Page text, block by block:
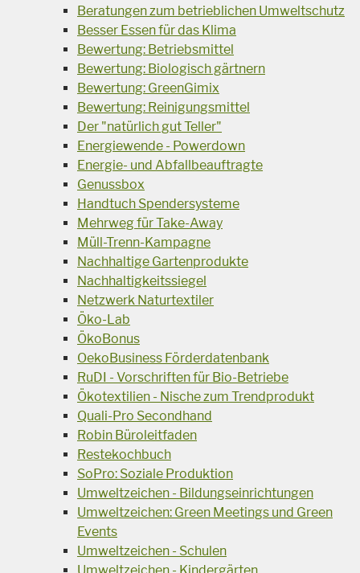
Beratungen zum betrieblichen Umweltschutz
Besser Essen für das Klima
Bewertung: Betriebsmittel
Bewertung: Biologisch gärtnern
Bewertung: GreenGimix
Bewertung: Reinigungsmittel
Der "natürlich gut Teller"
Energiewende - Powerdown
Energie- und Abfallbeauftragte
Genussbox
Handtuch Spendersysteme
Mehrweg für Take-Away
Müll-Trenn-Kampagne
Nachhaltige Gartenprodukte
Nachhaltigkeitssiegel
Netzwerk Naturtextiler
Öko-Lab
ÖkoBonus
OekoBusiness Förderdatenbank
RuDI - Vorschriften für Bio-Betriebe
Ökotextilien - Nische zum Trendprodukt
Quali-Pro Secondhand
Robin Büroleitfaden
Restekochbuch
SoPro: Soziale Produktion
Umweltzeichen - Bildungseinrichtungen
Umweltzeichen: Green Meetings und Green
Events
Umweltzeichen - Schulen
Umweltzeichen - Kindergärten